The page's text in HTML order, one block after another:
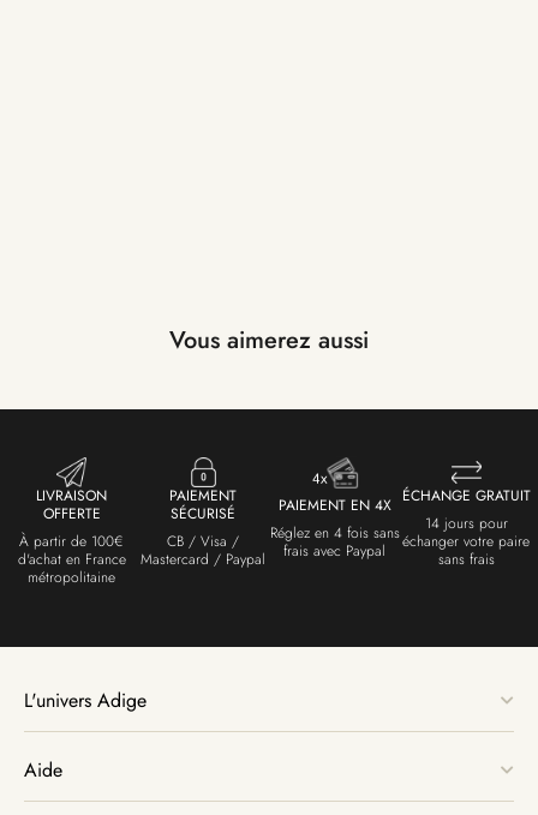
Vous aimerez aussi
LIVRAISON
OFFERTE
À partir de 100€
d'achat en France
métropolitaine
PAIEMENT
SÉCURISÉ
CB / Visa /
Mastercard / Paypal
PAIEMENT EN 4X
Réglez en 4 fois sans
frais avec Paypal
ÉCHANGE GRATUIT
14 jours pour
échanger votre paire
sans frais
L'univers Adige
Aide